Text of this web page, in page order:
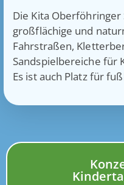
Die Kita
großflächige und
Fahrstraßen,
Sandspielbereiche für
Es ist auch Platz für